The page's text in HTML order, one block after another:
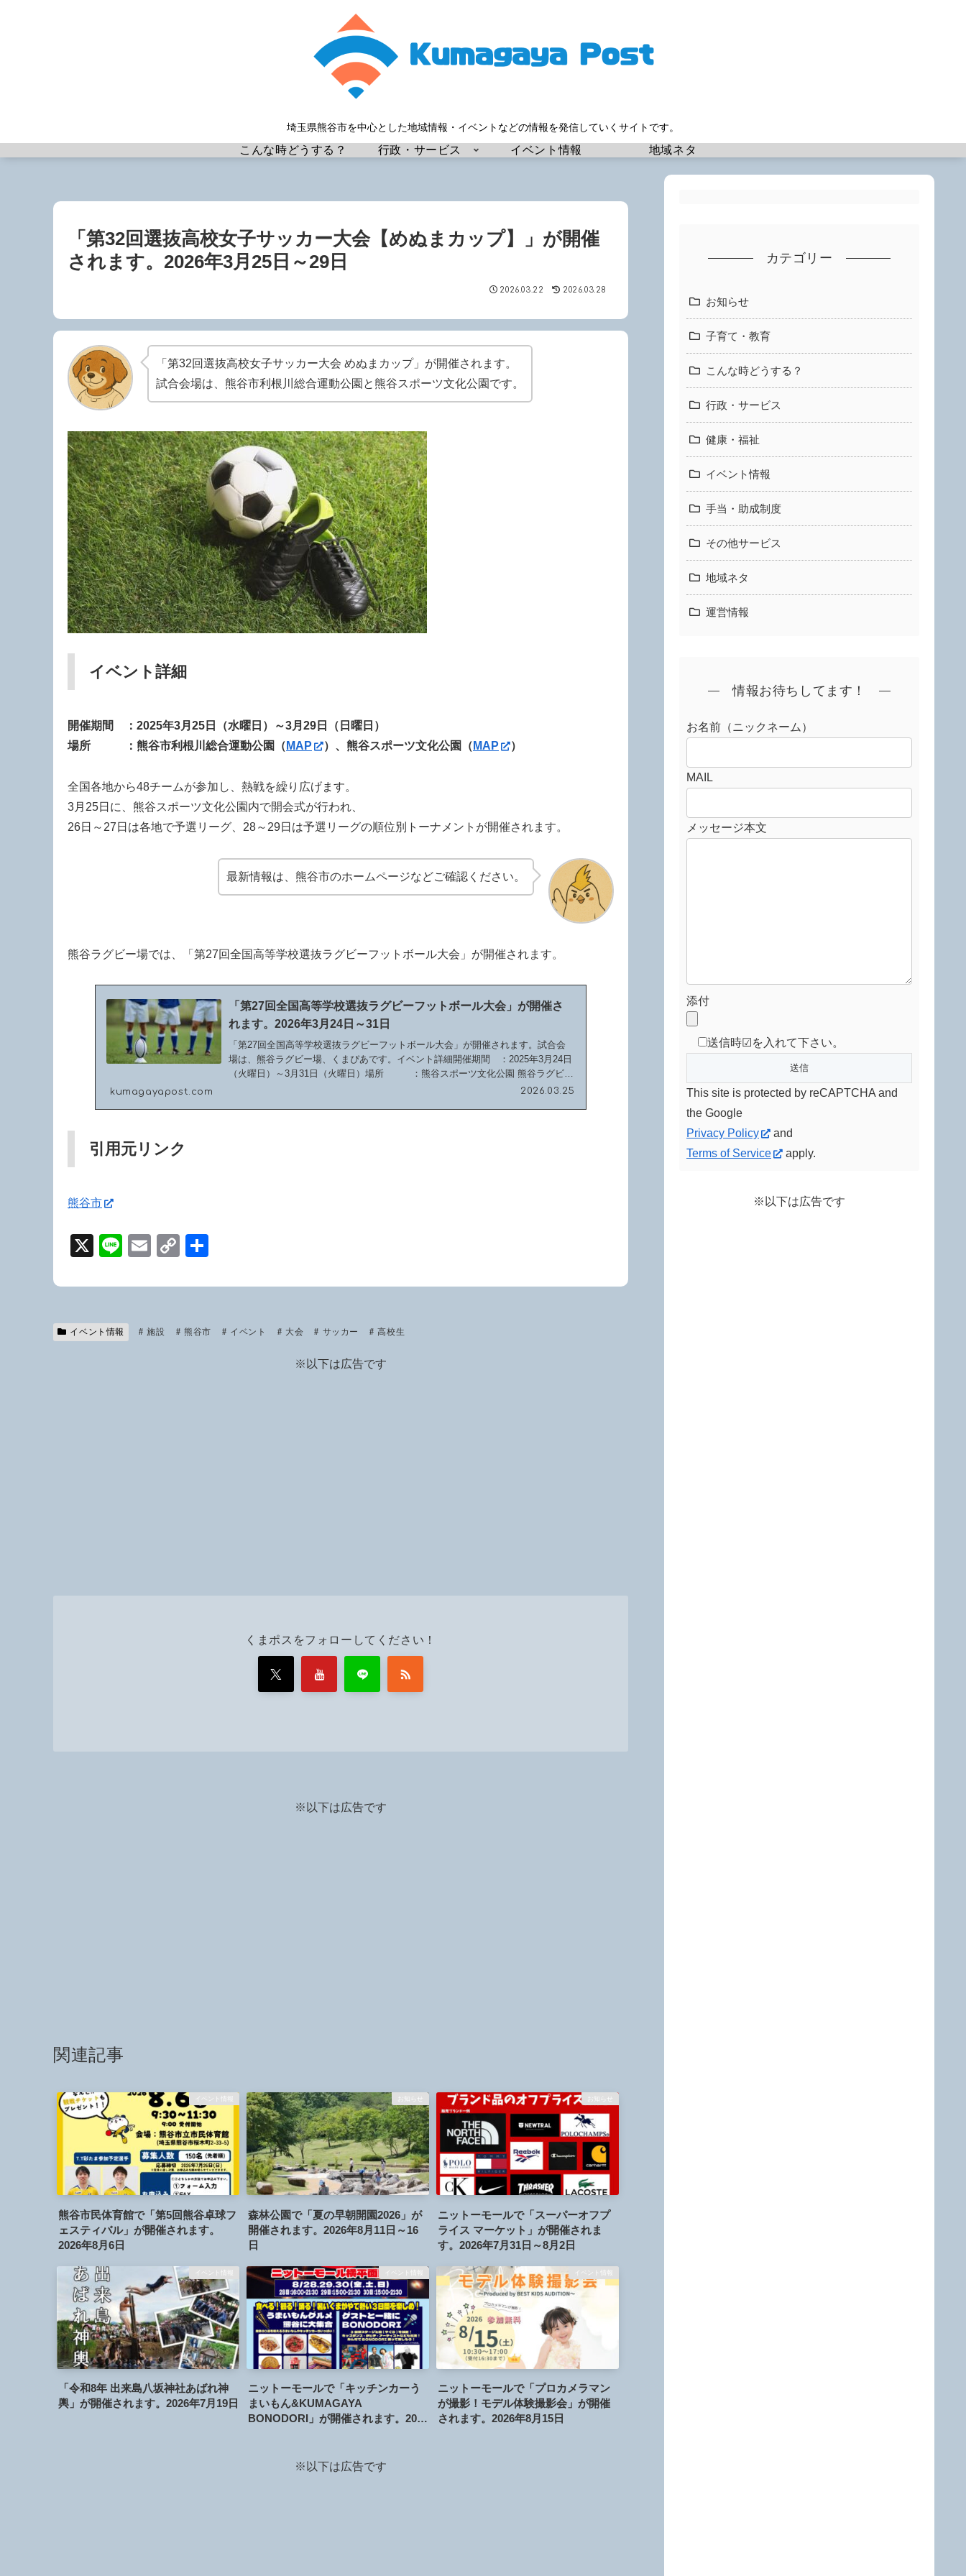
埼玉県熊谷市を中心とした地域情報・イベントなどの情報を発信していくサイトです。
こんな時どうする？ 行政・サービス イベント情報 地域ネタ
「第32回選抜高校女子サッカー大会【めぬまカップ】」が開催
されます。2026年3月25日～29日
2026.03.22 2026.03.28
「第32回選抜高校女子サッカー大会 めぬまカップ」が開催されます。
試合会場は、熊谷市利根川総合運動公園と熊谷スポーツ文化公園です。
イベント詳細
開催期間 ：2025年3月25日（水曜日）～3月29日（日曜日）
場所 ：熊谷市利根川総合運動公園（ MAP ）、熊谷スポーツ文化公園（ MAP ）
全国各地から48チームが参加し、熱戦を繰り広げます。
3月25日に、熊谷スポーツ文化公園内で開会式が行われ、
26日～27日は各地で予選リーグ、28～29日は予選リーグの順位別トーナメントが開催されます。
最新情報は、熊谷市のホームページなどご確認ください。
熊谷ラグビー場では、「第27回全国高等学校選抜ラグビーフットボール大会」が開催されます。
「第27回全国高等学校選抜ラグビーフットボール大会」が開催さ
れます。2026年3月24日～31日
「第27回全国高等学校選抜ラグビーフットボール大会」が開催されます。試合会
場は、熊谷ラグビー場、くまぴあです。イベント詳細開催期間 ：2025年3月24日
（火曜日）～3月31日（火曜日）場所 ：熊谷スポーツ文化公園 熊谷ラグビー
kumagayapost.com 2026.03.25
引用元リンク
熊谷市
X
Li
e
E
ail
C
p
Li
イベント情報 施設 熊谷市 イベント 大会 サッカー 高校生
※以下は広告です
くまポスをフォローしてください！
※以下は広告です
関連記事
イベント情報
熊谷市民体育館で「第5回熊谷卓球フ
ェスティバル」が開催されます。
2026年8月6日
お知らせ
森林公園で「夏の早朝開園2026」が
開催されます。2026年8月11日～16
日
お知らせ
ニットーモールで「スーパーオフプ
ライス マーケット」が開催されま
す。2026年7月31日～8月2日
イベント情報
「令和8年 出来島八坂神社あばれ神
輿」が開催されます。2026年7月19日
イベント情報
ニットーモールで「キッチンカーう
まいもん&KUMAGAYA
BONODORI」が開催されます。2026
イベント情報
ニットーモールで「プロカメラマン
が撮影！モデル体験撮影会」が開催
されます。2026年8月15日
※以下は広告です
カテゴリー
お知らせ
子育て・教育
こんな時どうする？
行政・サービス
健康・福祉
イベント情報
手当・助成制度
その他サービス
地域ネタ
運営情報
情報お待ちしてます！
お名前（ニックネーム）
MAIL
メッセージ本文
添付
送信時☑を入れて下さい。
This site is protected by reCAPTCHA and
the Google
Privacy Policy
and
Terms of Service
apply.
※以下は広告です